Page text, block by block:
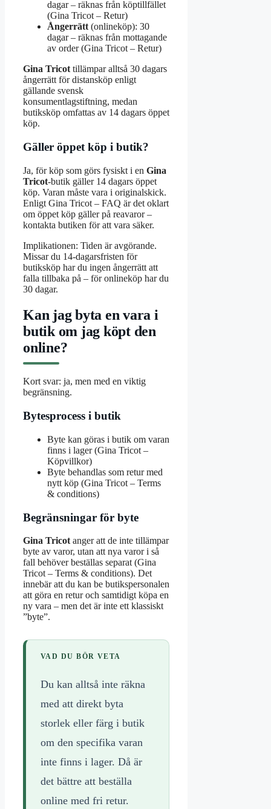
dagar – räknas från köptillfället
(Gina Tricot – Retur)
Ångerrätt (onlineköp): 30
dagar – räknas från mottagande
av order (Gina Tricot – Retur)
Gina Tricot tillämpar alltså 30 dagars
ångerrätt för distansköp enligt
gällande svensk
konsumentlagstiftning, medan
butiksköp omfattas av 14 dagars öppet
köp.
Gäller öppet köp i butik?
Ja, för köp som görs fysiskt i en Gina
Tricot-butik gäller 14 dagars öppet
köp. Varan måste vara i originalskick.
Enligt Gina Tricot – FAQ är det oklart
om öppet köp gäller på reavaror –
kontakta butiken för att vara säker.
Implikationen: Tiden är avgörande.
Missar du 14-dagarsfristen för
butiksköp har du ingen ångerrätt att
falla tillbaka på – för onlineköp har du
30 dagar.
Kan jag byta en vara i
butik om jag köpt den
online?
Kort svar: ja, men med en viktig
begränsning.
Bytesprocess i butik
Byte kan göras i butik om varan
finns i lager (Gina Tricot –
Köpvillkor)
Byte behandlas som retur med
nytt köp (Gina Tricot – Terms
& conditions)
Begränsningar för byte
Gina Tricot anger att de inte tillämpar
byte av varor, utan att nya varor i så
fall behöver beställas separat (Gina
Tricot – Terms & conditions). Det
innebär att du kan be butikspersonalen
att göra en retur och samtidigt köpa en
ny vara – men det är inte ett klassiskt
”byte”.
VAD DU BÖR VETA
Du kan alltså inte räkna
med att direkt byta
storlek eller färg i butik
om den specifika varan
inte finns i lager. Då är
det bättre att beställa
online med fri retur.